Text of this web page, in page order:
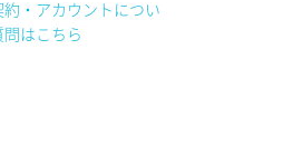
・アカウントについ
はこちら